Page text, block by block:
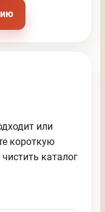
или
короткую
каталог